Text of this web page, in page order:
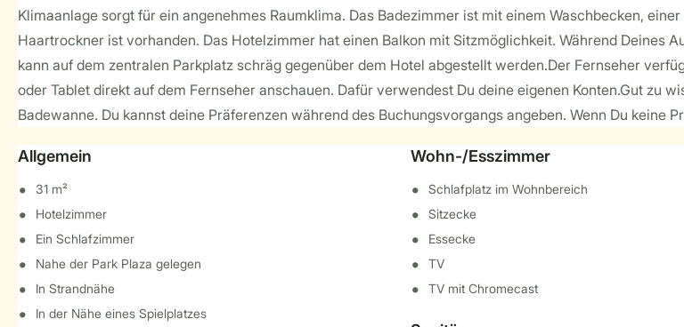
Klimaanlage sorgt für ein angenehmes Raumklima. Das Badezimmer ist mit einem Waschbecken,
Haartrockner ist vorhanden. Das Hotelzimmer hat einen Balkon mit Sitzmöglichkeit. Während Deines
kann auf dem zentralen Parkplatz schräg gegenüber dem Hotel abgestellt werden.Der Fernseher
oder Tablet direkt auf dem Fernseher anschauen. Dafür verwendest Du deine eigenen Konten.Gut zu
Badewanne. Du kannst deine Präferenzen während des Buchungsvorgangs angeben. Wenn Du
Allgemein
31 m²
Hotelzimmer
Ein Schlafzimmer
Nahe der Park Plaza gelegen
In Strandnähe
In der Nähe eines Spielplatzes
Wohn-/Esszimmer
Schlafplatz im Wohnbereich
Sitzecke
Essecke
TV
TV mit Chromecast